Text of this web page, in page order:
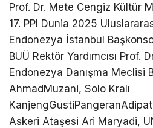
Prof. Dr. Mete Cengiz Kültür
17. PPI Dunia 2025
Endonezya İstanbul
BUÜ Rektör Yardımcısı Prof.
Endonezya Danışma Meclisi
AhmadMuzani, Solo Kralı
Askeri Ataşesi Ari Maryadi,